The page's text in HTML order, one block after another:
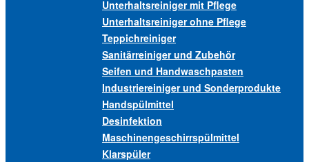
Unterhaltsreiniger mit Pflege
Unterhaltsreiniger ohne Pflege
Teppichreiniger
Sanitärreiniger und Zubehör
Seifen und Handwaschpasten
Industriereiniger und Sonderprodukte
Handspülmittel
Desinfektion
Maschinengeschirrspülmittel
Klarspüler